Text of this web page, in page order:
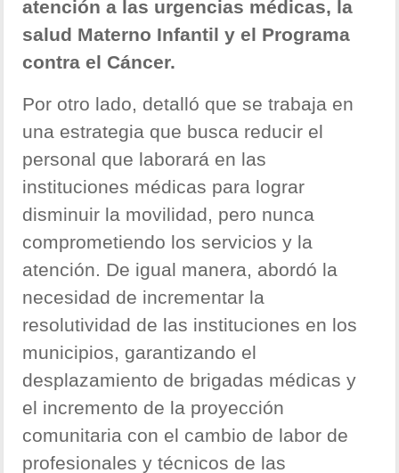
atención a las urgencias médicas, la
salud Materno Infantil y el Programa
contra el Cáncer.
Por otro lado, detalló que se trabaja en
una estrategia que busca reducir el
personal que laborará en las
instituciones médicas para lograr
disminuir la movilidad, pero nunca
comprometiendo los servicios y la
atención. De igual manera, abordó la
necesidad de incrementar la
resolutividad de las instituciones en los
municipios, garantizando el
desplazamiento de brigadas médicas y
el incremento de la proyección
comunitaria con el cambio de labor de
profesionales y técnicos de las